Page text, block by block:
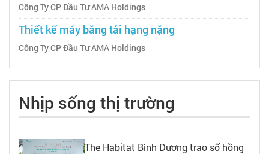
Công Ty CP Đầu Tư AMA Holdings
Thiết kế máy băng tải hạng nặng
Công Ty CP Đầu Tư AMA Holdings
Nhịp sống thị trường
The Habitat Bình Dương trao sổ hồng